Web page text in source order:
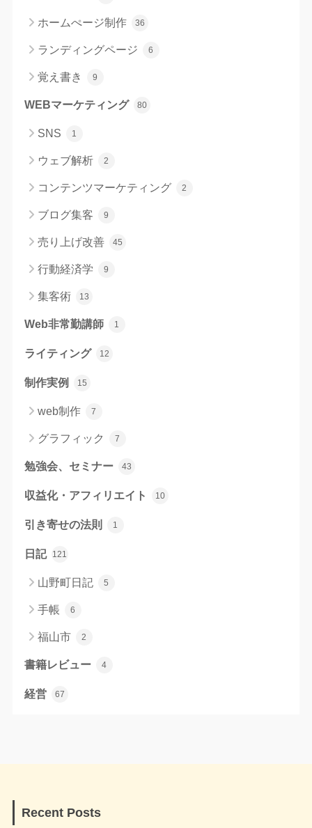
ホームぺージ制作 36
ランディングページ 6
覚え書き 9
WEBマーケティング 80
SNS 1
ウェブ解析 2
コンテンツマーケティング 2
ブログ集客 9
売り上げ改善 45
行動経済学 9
集客術 13
Web非常勤講師 1
ライティング 12
制作実例 15
web制作 7
グラフィック 7
勉強会、セミナー 43
収益化・アフィリエイト 10
引き寄せの法則 1
日記 121
山野町日記 5
手帳 6
福山市 2
書籍レビュー 4
経営 67
Recent Posts